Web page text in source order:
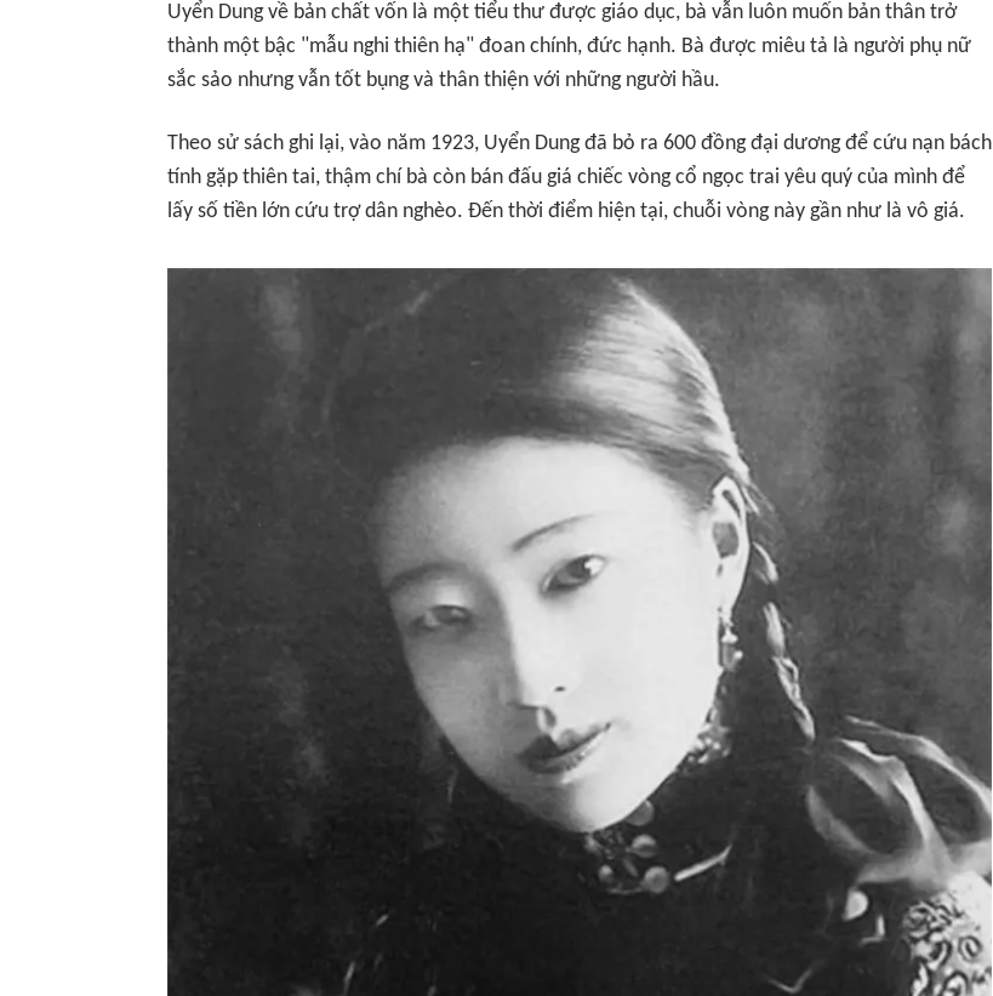
Uyển Dung về bản chất vốn là một tiểu thư được giáo dục, bà vẫn luôn muốn bản thân trở
thành một bậc "mẫu nghi thiên hạ" đoan chính, đức hạnh. Bà được miêu tả là người phụ nữ
sắc sảo nhưng vẫn tốt bụng và thân thiện với những người hầu.
Theo sử sách ghi lại, vào năm 1923, Uyển Dung đã bỏ ra 600 đồng đại dương để cứu nạn bách
tính gặp thiên tai, thậm chí bà còn bán đấu giá chiếc vòng cổ ngọc trai yêu quý của mình để
lấy số tiền lớn cứu trợ dân nghèo. Đến thời điểm hiện tại, chuỗi vòng này gần như là vô giá.